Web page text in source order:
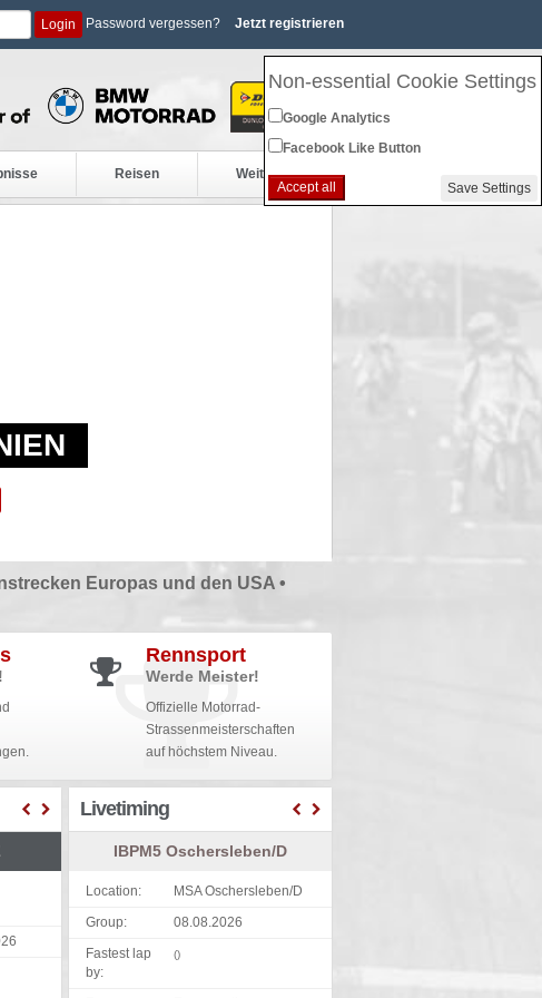
Login Password vergessen? Jetzt registrieren
Reisen Weiteres
Europas und den USA •
Rennsport
Werde Meister!
Offizielle Motorrad-
Strassenmeisterschaften
auf höchstem Niveau.
Livetiming
IBPM5 Oschersleben/D
Location:
MSA Oschersleben/D
Group:
08.08.2026
Fastest lap
by:
()
Non-essential Cookie Settings
Google Analytics
Facebook Like Button
Accept all Save Settings